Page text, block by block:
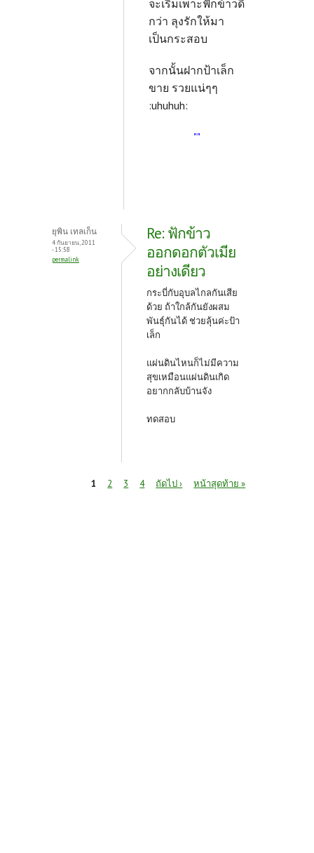
จะเริ่มเพาะฟักข้าวดี
กว่า ลุงรักให้มา
เป็นกระสอบ
จากนั้นฝากป้าเล็ก
ขาย รวยแน่ๆๆ
:uhuhuh:
""
ยุพิน เทลเก็น
4 กันยายน, 2011
- 15:58
permalink
Re: ฟักข้าว
ออกดอกตัวเมีย
อย่างเดียว
กระบี่กับอุบลไกลกันเสีย
ด้วย ถ้าใกล้กันยังผสม
พันธุ์กันได้ ช่วยลุ้นค่ะป้า
เล็ก
แผ่นดินไหนก็ไม่มีความ
สุขเหมือนแผ่นดินเกิด
อยากกลับบ้านจัง
ทดสอบ
1 2 3 4 ถัดไป › หน้าสุดท้าย »